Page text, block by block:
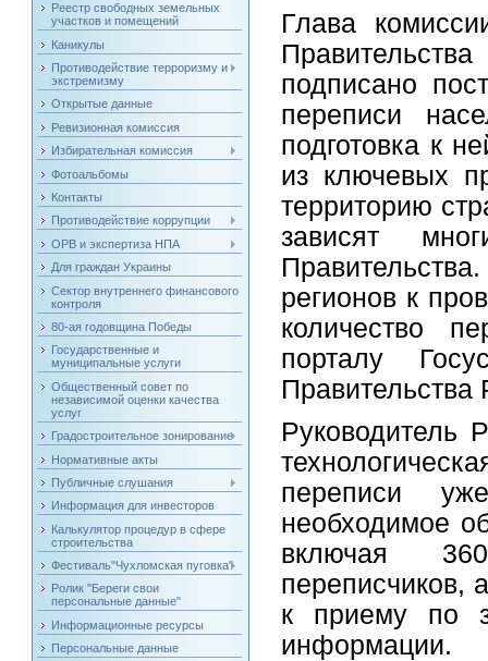
Реестр свободных земельных
участков и помещений
Каникулы
Противодействие терроризму и
экстремизму
Открытые данные
Ревизионная комиссия
Избирательная комиссия
Фотоальбомы
Контакты
Противодействие коррупции
ОРВ и экспертиза НПА
Для граждан Украины
Сектор внутреннего финансового
контроля
80-ая годовщина Победы
Государственные и
муниципальные услуги
Общественный совет по
независимой оценки качества
услуг
Градостроительное зонирование
Нормативные акты
Публичные слушания
Информация для инвесторов
Калькулятор процедур в сфере
строительства
Фестиваль"Чухломская пуговка"
Ролик "Береги свои
персональные данные"
Информационные ресурсы
Персональные данные
Глава
подписано
переписи
подготовка к
из ключевых
территорию
зависят
регионов к
количество
порталу
Правительства
Руководитель
переписи
необходимое
включая
переписчиков,
к приему по
информации.